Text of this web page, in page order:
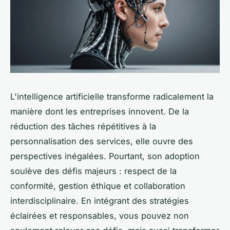
L'intelligence artificielle transforme radicalement la
manière dont les entreprises innovent. De la
réduction des tâches répétitives à la
personnalisation des services, elle ouvre des
perspectives inégalées. Pourtant, son adoption
soulève des défis majeurs : respect de la
conformité, gestion éthique et collaboration
interdisciplinaire. En intégrant des stratégies
éclairées et responsables, vous pouvez non